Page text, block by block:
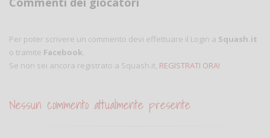
Per poter scrivere un commento devi effettuare il Login a Squash.it
o tramite Facebook.
Se non sei ancora registrato a Squash.it, REGISTRATI ORA!
Nessun commento attualmente presente